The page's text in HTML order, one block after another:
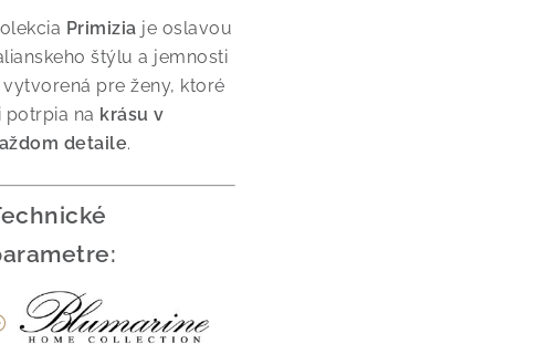
Primizia je oslavou
štýlu a jemnosti
vytvorená pre ženy, ktoré
potrpia na krásu v
detaile.